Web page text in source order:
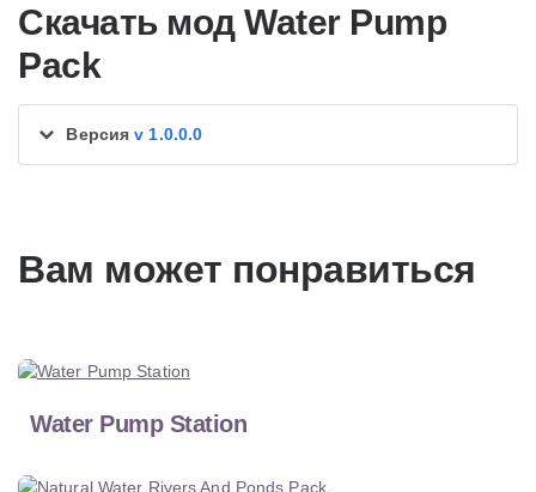
Скачать мод Water Pump
Pack
Версияv 1.0.0.0
Вам может понравиться
Water Pump Station